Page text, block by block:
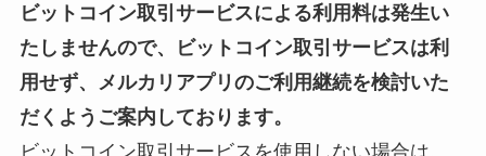
ビットコイン取引サービスによる利用料は発生い
たしませんので、ビットコイン取引サービスは利
用せず、メルカリアプリのご利用継続を検討いた
だくようご案内しております。
ビットコイン取引サービスを使用しない場合は、